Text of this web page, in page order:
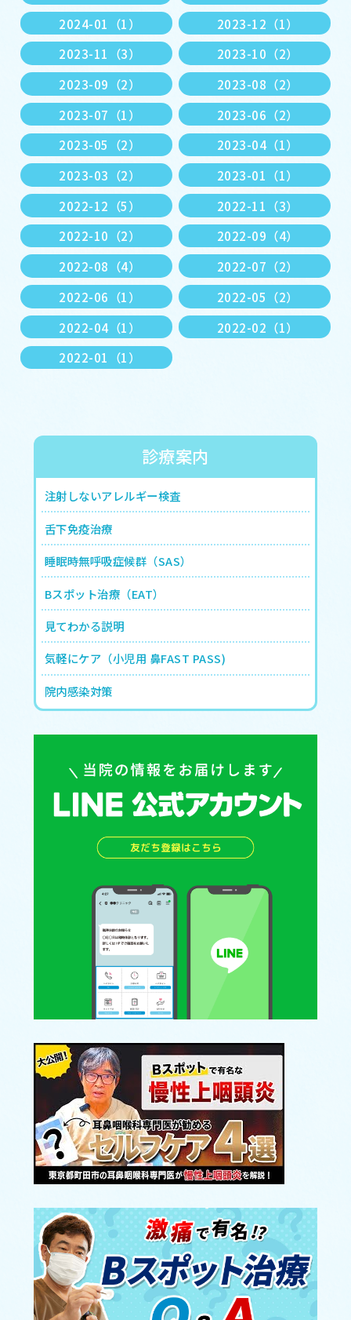
2024-01（1）
2023-12（1）
2023-11（3）
2023-10（2）
2023-09（2）
2023-08（2）
2023-07（1）
2023-06（2）
2023-05（2）
2023-04（1）
2023-03（2）
2023-01（1）
2022-12（5）
2022-11（3）
2022-10（2）
2022-09（4）
2022-08（4）
2022-07（2）
2022-06（1）
2022-05（2）
2022-04（1）
2022-02（1）
2022-01（1）
診療案内
注射しないアレルギー検査
舌下免疫治療
睡眠時無呼吸症候群（SAS）
Bスポット治療（EAT）
見てわかる説明
気軽にケア（小児用 鼻FAST PASS)
院内感染対策